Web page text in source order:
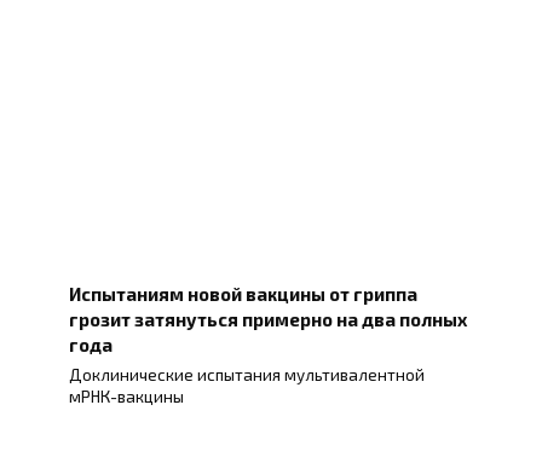
Испытаниям новой вакцины от гриппа
грозит затянуться примерно на два полных
года
Доклинические испытания мультивалентной
мРНК-вакцины